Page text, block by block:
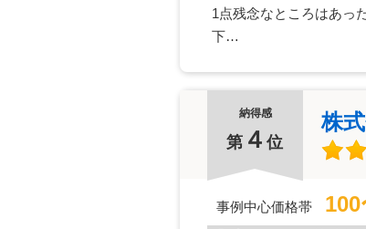
1点残念なところはあっ
下…
納得感
第 ４ 位
株
事例中心価格帯 100